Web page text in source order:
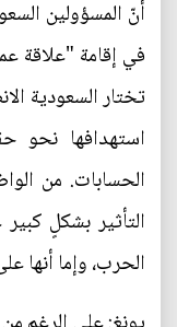
أنّ المسؤولين
في إقامة "علاقة
تختار السعودية
استهدافها نحو
الحسابات. من
التأثير بشكلٍ
الحرب، وإما أنها